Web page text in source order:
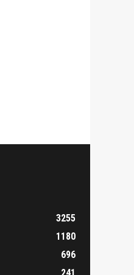
3255
1180
696